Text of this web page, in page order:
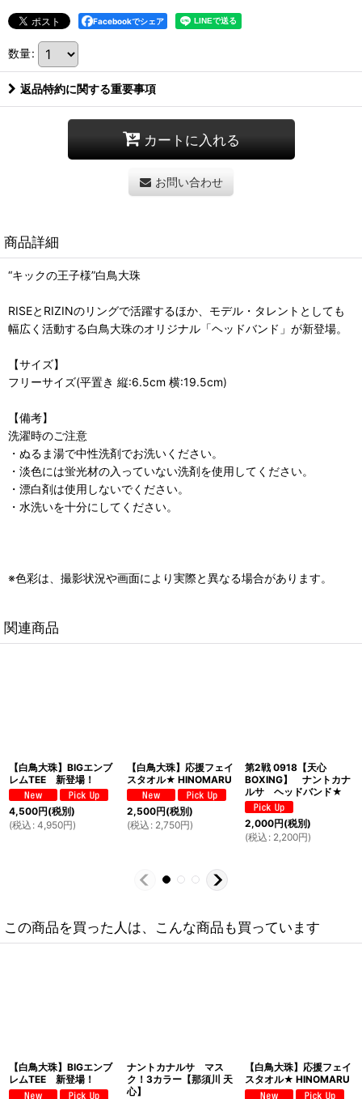
Facebookでシェア
数量:
返品特約に関する重要事項
カートに入れる
お問い合わせ
商品詳細
“キックの王子様”白鳥大珠
RISEとRIZINのリングで活躍するほか、モデル・タレントとしても
幅広く活動する白鳥大珠のオリジナル「ヘッドバンド」が新登場。
【サイズ】
フリーサイズ(平置き 縦:6.5cm 横:19.5cm)
【備考】
洗濯時のご注意
・ぬるま湯で中性洗剤でお洗いください。
・淡色には蛍光材の入っていない洗剤を使用してください。
・漂白剤は使用しないでください。
・水洗いを十分にしてください。
※色彩は、撮影状況や画面により実際と異なる場合があります。
関連商品
【白鳥大珠】BIGエンブ
レムTEE 新登場！
4,500円(税別)
(税込 : 4,950円)
【白鳥大珠】応援フェイ
スタオル★ HINOMARU
2,500円(税別)
(税込 : 2,750円)
第2戦 0918【天心
BOXING】 ナントカナ
ルサ ヘッドバンド★
2,000円(税別)
(税込 : 2,200円)
この商品を買った人は、こんな商品も買っています
【白鳥大珠】BIGエンブ
レムTEE 新登場！
ナントカナルサ マス
ク！3カラー【那須川 天
心】
【白鳥大珠】応援フェイ
スタオル★ HINOMARU